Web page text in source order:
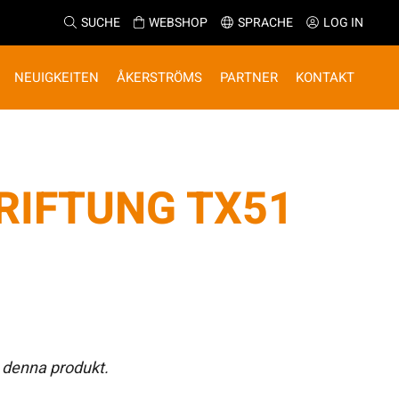
SUCHE WEBSHOP SPRACHE LOG IN
NEUIGKEITEN ÅKERSTRÖMS PARTNER KONTAKT
TX51
produkt.